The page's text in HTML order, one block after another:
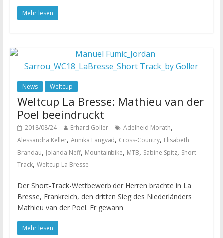
Mehr lesen
News Weltcup
Weltcup La Bresse: Mathieu van der
Poel beeindruckt
2018/08/24 Erhard Goller Adelheid Morath,
Alessandra Keller, Annika Langvad, Cross-Country, Elisabeth
Brandau, Jolanda Neff, Mountainbike, MTB, Sabine Spitz, Short
Track, Weltcup La Bresse
Der Short-Track-Wettbewerb der Herren brachte in La
Bresse, Frankreich, den dritten Sieg des Niederländers
Mathieu van der Poel. Er gewann
Mehr lesen